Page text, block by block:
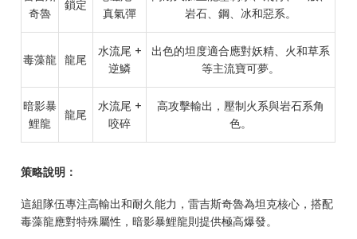
奇魯
鎖定
真氣彈
岩石、鋼、冰和惡系。
毒藻龍 龍尾
水流尾 +
逆鱗
出色的坦度適合應對妖精、火和草系
等主流寶可夢。
暗影暴
鯉龍
龍尾
水流尾 +
咬碎
高攻擊輸出，壓制火系與岩石系角
色。
策略說明：
這組隊伍專注高輸出和耐久能力，雷吉斯奇魯為坦克核心，搭配
毒藻龍應對特殊屬性，暗影暴鯉龍則提供極高爆發。